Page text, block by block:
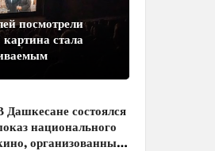
посмотрели
стала
Дашкесане состоялся
национального
организованный